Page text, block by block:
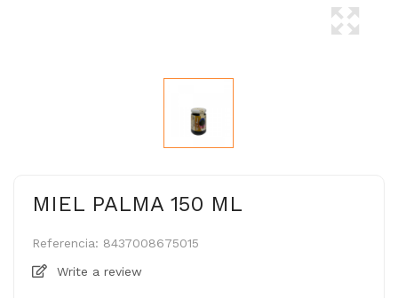
MIEL PALMA 150 ML
Referencia: 8437008675015
Write a review